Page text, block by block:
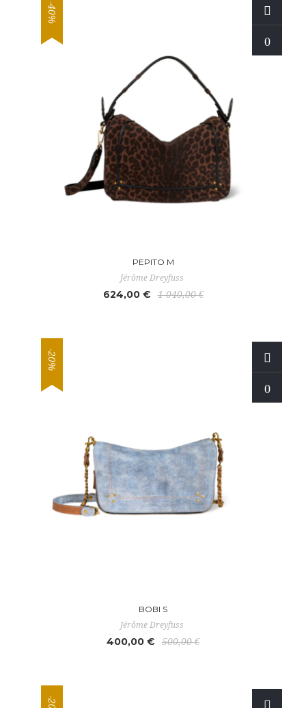
-40%
PEPITO M
Jérôme Dreyfuss
624,00 € 1 040,00 €
-20%
BOBI S
Jérôme Dreyfuss
400,00 € 500,00 €